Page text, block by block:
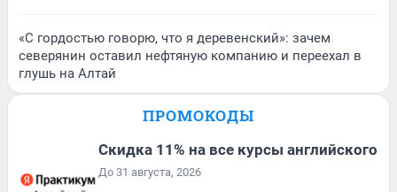
«С гордостью говорю, что я деревенский»: зачем
северянин оставил нефтяную компанию и переехал в
глушь на Алтай
ПРОМОКОДЫ
Скидка 11% на все курсы английского
До 31 августа, 2026